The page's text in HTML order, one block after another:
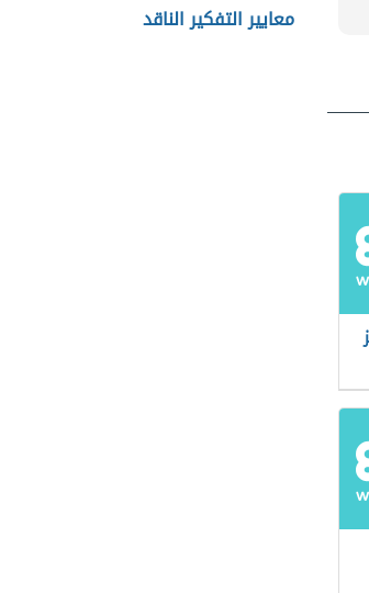
معايير التفكير الناقد